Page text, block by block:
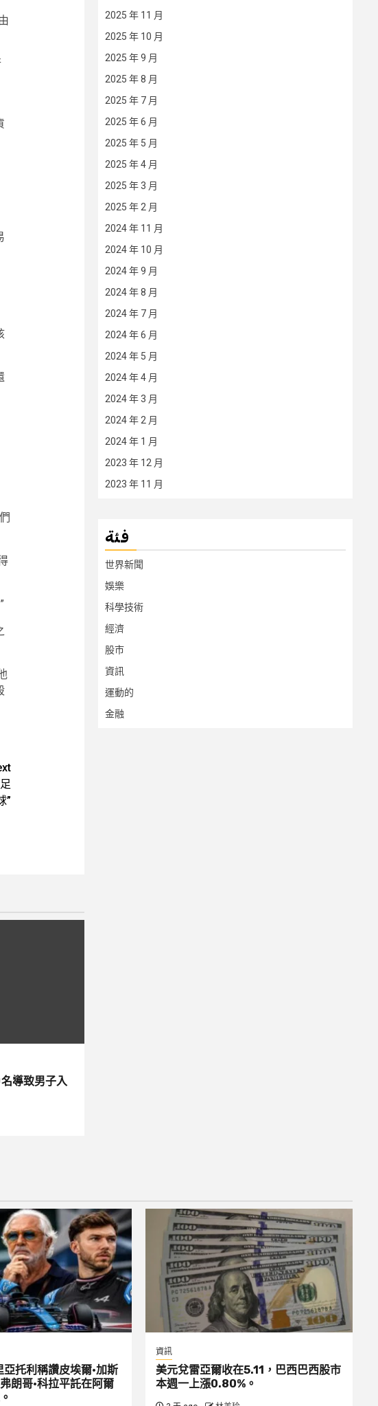
”
導致男子入
2025 年 11 月
2025 年 10 月
2025 年 9 月
2025 年 8 月
2025 年 7 月
2025 年 6 月
2025 年 5 月
2025 年 4 月
2025 年 3 月
2025 年 2 月
2024 年 11 月
2024 年 10 月
2024 年 9 月
2024 年 8 月
2024 年 7 月
2024 年 6 月
2024 年 5 月
2024 年 4 月
2024 年 3 月
2024 年 2 月
2024 年 1 月
2023 年 12 月
2023 年 11 月
فئة
世界新聞
娛樂
科學技術
經濟
股市
資訊
運動的
金融
亞托利稱讚皮埃爾·加斯
朗哥·科拉平託在阿爾
資訊
美元兌雷亞爾收在5.11，巴西巴西股市
本週一上漲0.80%。